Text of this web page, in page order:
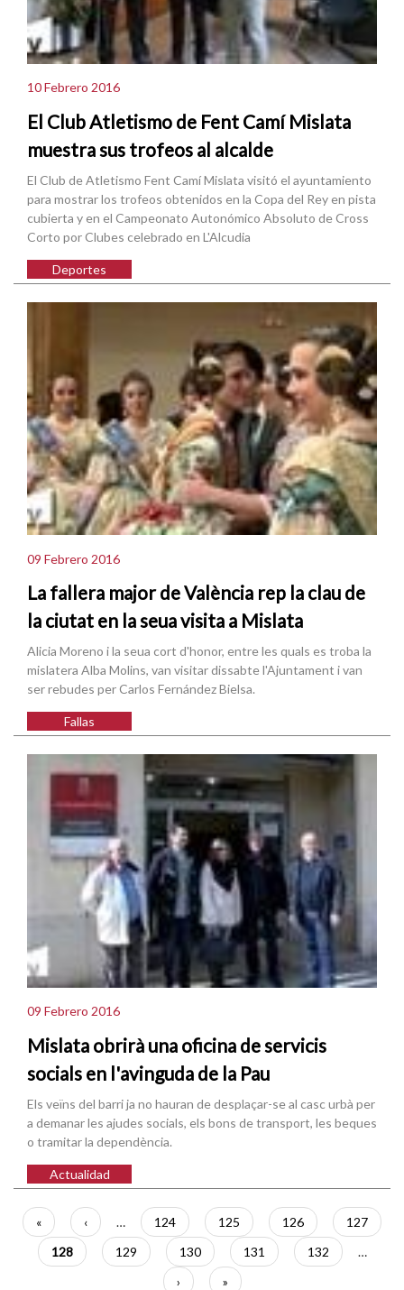
10 Febrero 2016
El Club Atletismo de Fent Camí Mislata
muestra sus trofeos al alcalde
El Club de Atletismo Fent Camí Mislata visitó el ayuntamiento
para mostrar los trofeos obtenidos en la Copa del Rey en pista
cubierta y en el Campeonato Autonómico Absoluto de Cross
Corto por Clubes celebrado en L'Alcudia
Deportes
09 Febrero 2016
La fallera major de València rep la clau de
la ciutat en la seua visita a Mislata
Alicia Moreno i la seua cort d'honor, entre les quals es troba la
mislatera Alba Molins, van visitar dissabte l'Ajuntament i van
ser rebudes per Carlos Fernández Bielsa.
Fallas
09 Febrero 2016
Mislata obrirà una oficina de servicis
socials en l'avinguda de la Pau
Els veïns del barri ja no hauran de desplaçar-se al casc urbà per
a demanar les ajudes socials, els bons de transport, les beques
o tramitar la dependència.
Actualidad
Paginación
Primera
página
«
Página
anterior
‹ … Página
124 Página
125 Página
126 Página
127
Página
actual
128 Página
129 Página
130 Página
131 Página
132
…
Siguiente
›
Última
»